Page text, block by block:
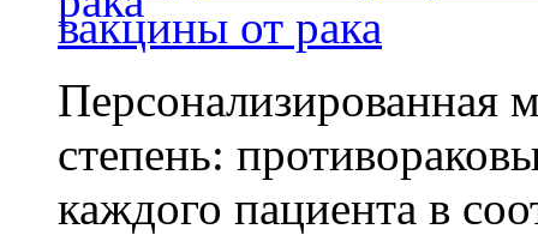
вакцины от рака
Персонализированная
степень:
каждого пациента в